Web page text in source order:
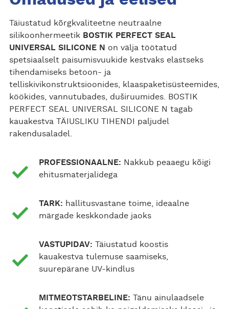
Täiustatud kõrgkvaliteetne neutraalne
silikoonhermeetik BOSTIK PERFECT SEAL
UNIVERSAL SILICONE N on välja töötatud
spetsiaalselt paisumisvuukide kestvaks elastseks
tihendamiseks betoon- ja
telliskivikonstruktsioonides, klaaspaketisüsteemides,
köökides, vannutubades, duširuumides. BOSTIK
PERFECT SEAL UNIVERSAL SILICONE N tagab
kauakestva TÄIUSLIKU TIHENDI paljudel
rakendusaladel.
PROFESSIONAALNE: Nakkub peaaegu kõigi
ehitusmaterjalidega
TARK: hallitusvastane toime, ideaalne
märgade keskkondade jaoks
VASTUPIDAV: Täiustatud koostis
kauakestva tulemuse saamiseks,
suurepärane UV-kindlus
MITMEOTSTARBELINE: Tänu ainulaadsele